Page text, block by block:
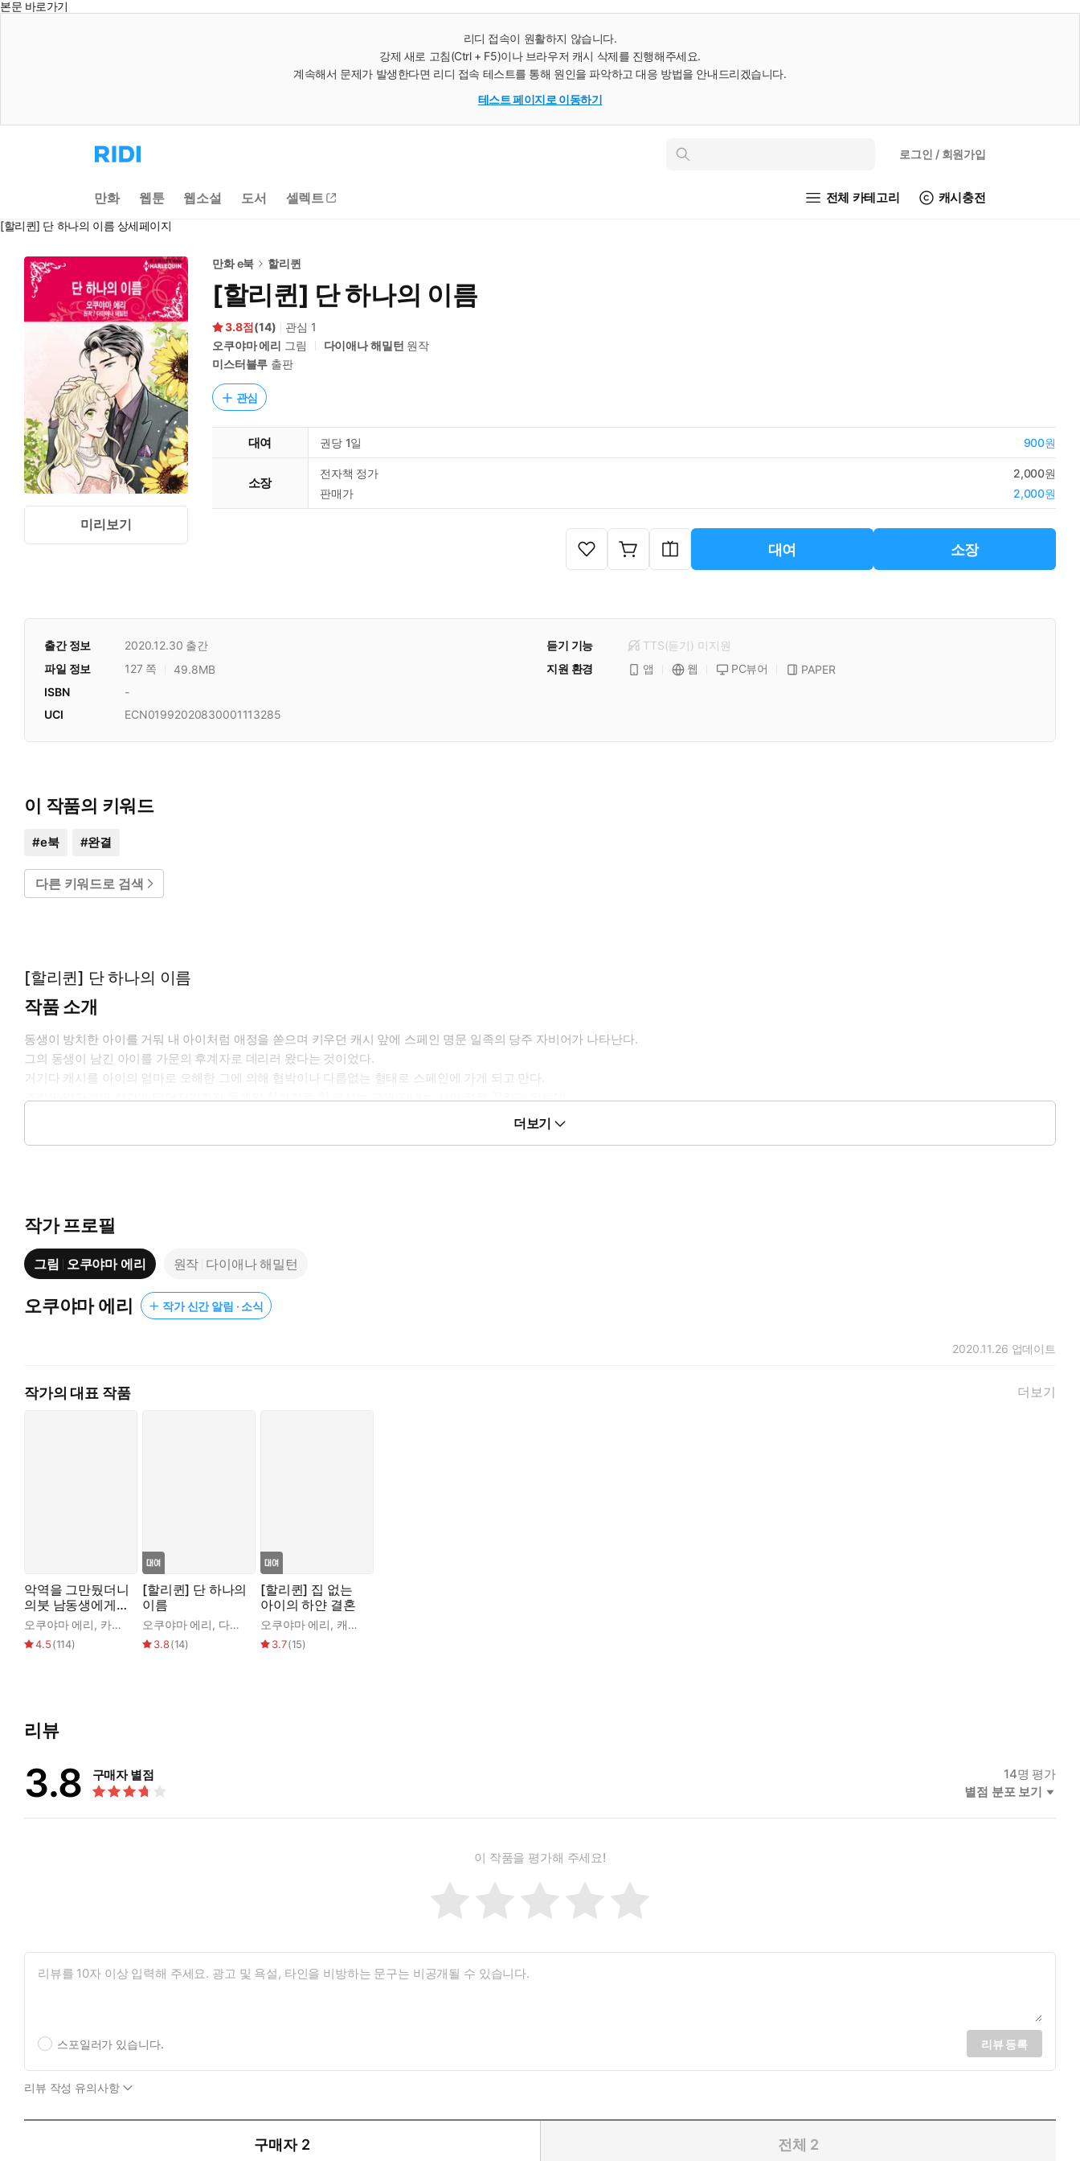
본문 바로가기
리디 접속이 원활하지 않습니다.
강제 새로 고침(Ctrl + F5)이나 브라우저 캐시 삭제를 진행해주세요.
계속해서 문제가 발생한다면 리디 접속 테스트를 통해 원인을 파악하고 대응 방법을 안내드리겠습니다.
테스트 페이지로 이동하기
리
디
으
로
동
인
로그인 / 회원가입
만화 웹툰 웹소설 도서 셀렉트 전체 카테고리 캐시충전
[할리퀸] 단 하나의 이름 상세페이지
미리보기
만화 e북 할리퀸
[할리퀸] 단 하나의 이름
3.8 (14) 관심 1
오쿠야마 에리 그림 다이애나 해밀턴 원작
미스터블루 출판
관심
대여 권당 1일 900원
소장
전자책 정가
2,000원
판매가
2,000원
대여 소장
출간 정보 2020.12.30 출간 듣기 기능 TTS(듣기) 미지원
파일 정보
127 쪽 49.8MB 지원 환경 앱 웹 PC뷰어
PAPER
ISBN
-
UCI
ECN01992020830001113285
이 작품의 키워드
#e북 #완결
다른 키워드로 검색
[할리퀸] 단 하나의 이름
작품 소개
동생이 방치한 아이를 거둬 내 아이처럼 애정을 쏟으며 키우던 캐시 앞에 스페인 명문 일족의 당주 자비어가 나타난다.
그의 동생이 남긴 아이를 가문의 후계자로 데리러 왔다는 것이었다.
거기다 캐시를 아이의 엄마로 오해한 그에 의해 협박이나 다름없는 형태로 스페인에 가게 되고 만다.
조카의 양자결연 허가가 떨어지기까지 동생인 척하기로 한 캐시는 그와 지내는 사이 점점 끌리게 되는데...
더보기
작가 프로필
그림 오쿠야마 에리 원작 다이애나 해밀턴
오쿠야마 에리 작가 신간 알림 · 소식
2020.11.26 업데이트
작가의 대표 작품 더보기
악역을 그만뒀더니
의붓 남동생에게
익애받았습니다
오쿠야마 에리, 카구라 나츠메
4.5(114)
[할리퀸] 단 하나의
이름
오쿠야마 에리, 다이애나 해밀턴
3.8(14)
[할리퀸] 집 없는
아이의 하얀 결혼
오쿠야마 에리, 캐시 윌리엄스
3.7(15)
리뷰
3.8 구매자 별점 14명 평가
별점 분포 보기
이 작품을 평가해 주세요!
스포일러가 있습니다. 리뷰 등록
리뷰 작성 유의사항
구매자 2 전체 2